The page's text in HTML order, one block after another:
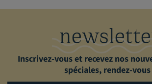
Inscrivez-vous et recevez nos
spéciales, rendez-